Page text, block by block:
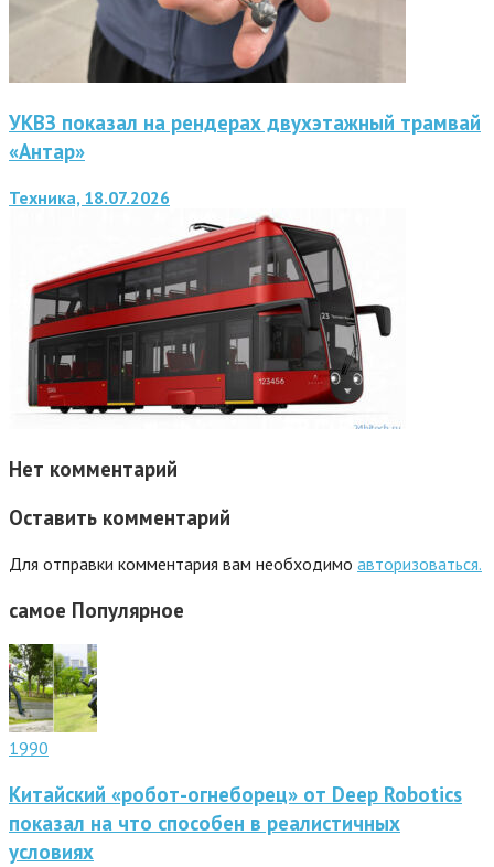
УКВЗ показал на рендерах двухэтажный трамвай
«Антар»
Техника, 18.07.2026
Нет комментарий
Оставить комментарий
Для отправки комментария вам необходимо авторизоваться.
самое Популярное
1990
Китайский «робот-огнеборец» от Deep Robotics
показал на что способен в реалистичных
условиях